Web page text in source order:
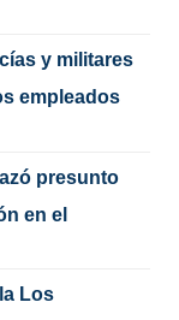
y militares
empleados
presunto
en el
Los